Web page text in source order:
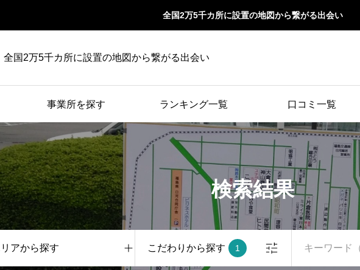
全国2万5千カ所に設置の地図から繋がる出会い
全国2万5千カ所に設置の地図から繋がる出会い
事業所を探す ランキング一覧 口コミ一覧
検索結果
こだわりから探す 1